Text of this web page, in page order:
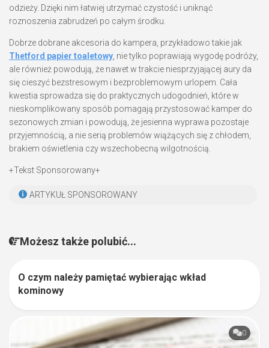
odzieży. Dzięki nim łatwiej utrzymać czystość i uniknąć
roznoszenia zabrudzeń po całym środku.
Dobrze dobrane akcesoria do kampera, przykładowo takie jak
Thetford papier toaletowy , nie tylko poprawiają wygodę podróży,
ale również powodują, że nawet w trakcie niesprzyjającej aury da
się cieszyć bezstresowym i bezproblemowym urlopem. Cała
kwestia sprowadza się do praktycznych udogodnień, które w
nieskomplikowany sposób pomagają przystosować kamper do
sezonowych zmian i powodują, że jesienna wyprawa pozostaje
przyjemnością, a nie serią problemów wiążących się z chłodem,
brakiem oświetlenia czy wszechobecną wilgotnością.
+Tekst Sponsorowany+
ARTYKUŁ SPONSOROWANY
Możesz także polubić...
O czym należy pamiętać wybierając wkład
kominowy
0